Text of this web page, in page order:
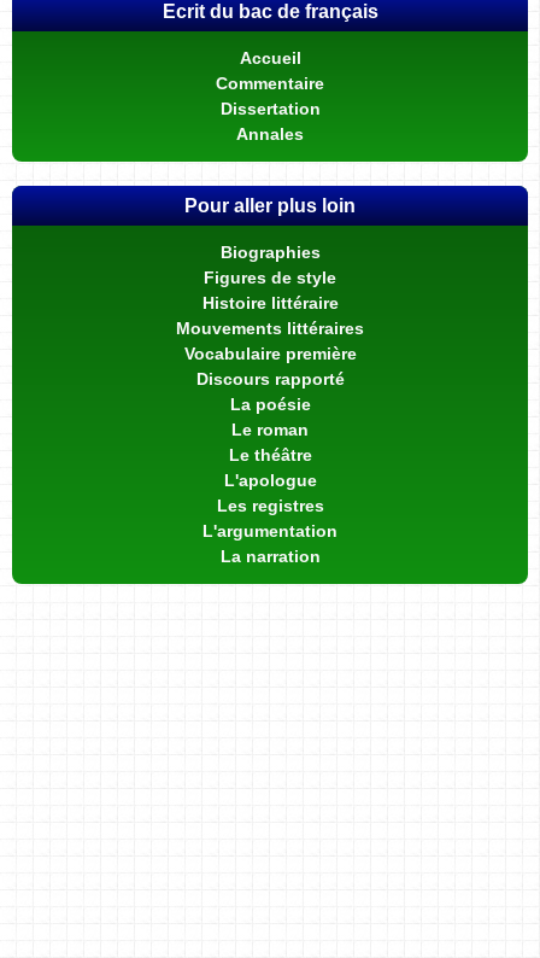
Ecrit du bac de français
Accueil
Commentaire
Dissertation
Annales
Pour aller plus loin
Biographies
Figures de style
Histoire littéraire
Mouvements littéraires
Vocabulaire première
Discours rapporté
La poésie
Le roman
Le théâtre
L'apologue
Les registres
L'argumentation
La narration